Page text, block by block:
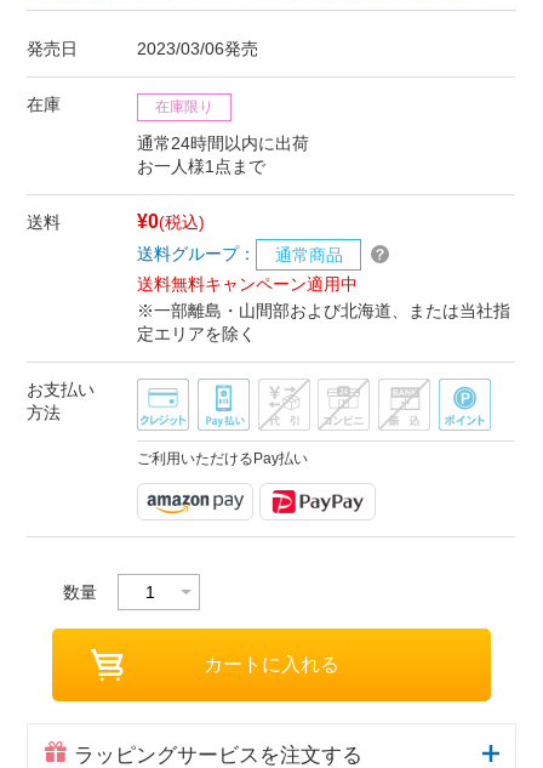
発売日 2023/03/06発売
在庫 在庫限り
通常24時間以内に出荷
お一人様1点まで
送料 ¥0(税込)
送料グループ：
通常商品
送料無料キャンペーン適用中
※一部離島・山間部および北海道、または当社指
定エリアを除く
お支払い
方法
ご利用いただけるPay払い
数量
ラッピングサービスを注文する